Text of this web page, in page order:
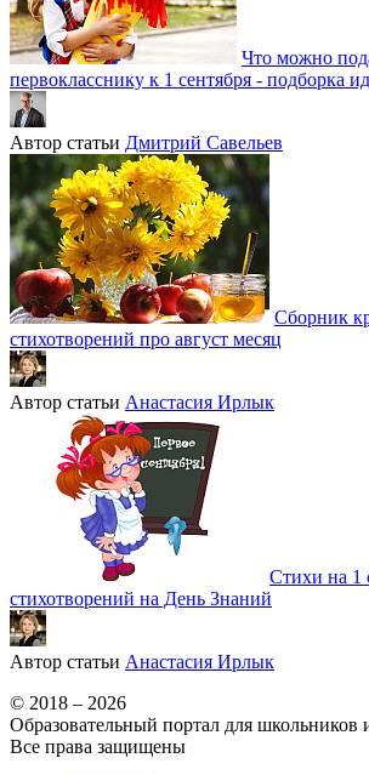
Что можно
первокласснику к 1 сентября - подборка
Автор статьи Дмитрий Савельев
Сборник
стихотворений про август месяц
Автор статьи Анастасия Ирлык
Стихи на 1
стихотворений на День Знаний
Автор статьи Анастасия Ирлык
© 2018 – 2026
Образовательный портал для школьников
Все права защищены